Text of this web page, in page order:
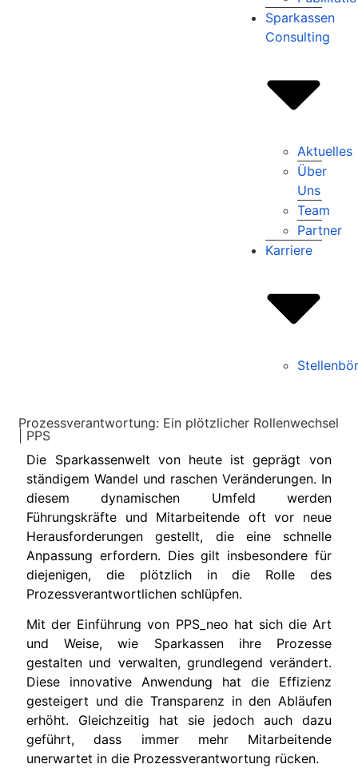
Sparkassen
Consulting
Aktuelles
Über
Uns
Team
Partner
Karriere
Prozessverantwortung: Ein plötzlicher Rollenwechsel
| PPS
Die Sparkassenwelt von heute ist geprägt von
ständigem Wandel und raschen Veränderungen. In
diesem dynamischen Umfeld werden
Führungskräfte und Mitarbeitende oft vor neue
Herausforderungen gestellt, die eine schnelle
Anpassung erfordern. Dies gilt insbesondere für
diejenigen, die plötzlich in die Rolle des
Prozessverantwortlichen schlüpfen.
Mit der Einführung von PPS_neo hat sich die Art
und Weise, wie Sparkassen ihre Prozesse
gestalten und verwalten, grundlegend verändert.
Diese innovative Anwendung hat die Effizienz
gesteigert und die Transparenz in den Abläufen
erhöht. Gleichzeitig hat sie jedoch auch dazu
geführt, dass immer mehr Mitarbeitende
unerwartet in die Prozessverantwortung rücken.